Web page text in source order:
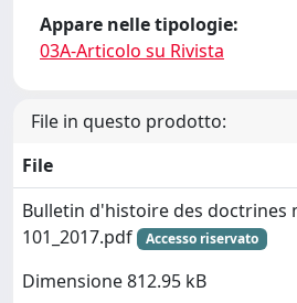
Appare nelle tipologie:
03A-Articolo su Rivista
File in questo prodotto:
File
Bulletin d'histoire des doctrines
101_2017.pdf
Accesso riservato
Dimensione 812.95 kB